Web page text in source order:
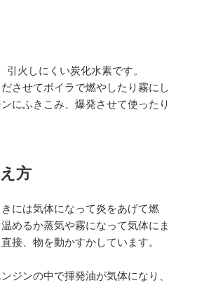
火しにくい炭化水素です。
させてボイラで燃やしたり霧にし
にふきこみ、爆発させて使ったり
方
には気体になって炎をあげて燃
めるか蒸気や霧になって気体にま
接、物を動かすかしています。
ジンの中で揮発油が気体になり、